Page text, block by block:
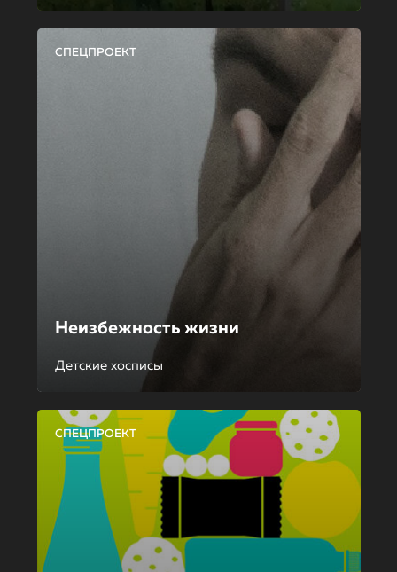
СПЕЦПРОЕКТ
Неизбежность жизни
Детские хосписы
СПЕЦПРОЕКТ